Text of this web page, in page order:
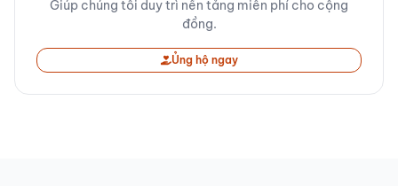
Giúp chúng tôi duy trì nền tảng miễn phí cho cộng
đồng.
Ủng hộ ngay